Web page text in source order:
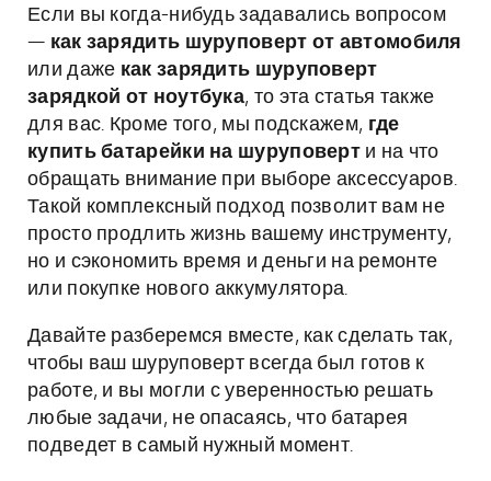
Если вы когда-нибудь задавались вопросом
— как зарядить шуруповерт от автомобиля
или даже как зарядить шуруповерт
зарядкой от ноутбука, то эта статья также
для вас. Кроме того, мы подскажем, где
купить батарейки на шуруповерт и на что
обращать внимание при выборе аксессуаров.
Такой комплексный подход позволит вам не
просто продлить жизнь вашему инструменту,
но и сэкономить время и деньги на ремонте
или покупке нового аккумулятора.
Давайте разберемся вместе, как сделать так,
чтобы ваш шуруповерт всегда был готов к
работе, и вы могли с уверенностью решать
любые задачи, не опасаясь, что батарея
подведет в самый нужный момент.